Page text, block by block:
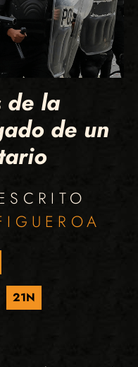
de la
de un
21N